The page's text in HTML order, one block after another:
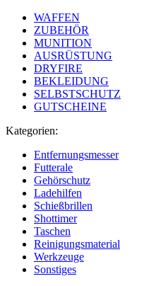
WAFFEN
ZUBEHÖR
MUNITION
AUSRÜSTUNG
DRYFIRE
BEKLEIDUNG
SELBSTSCHUTZ
GUTSCHEINE
Kategorien:
Entfernungsmesser
Futterale
Gehörschutz
Ladehilfen
Schießbrillen
Shottimer
Taschen
Reinigungsmaterial
Werkzeuge
Sonstiges